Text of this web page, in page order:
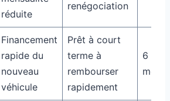
réduite
renégociation
Financement
rapide du
nouveau
véhicule
Prêt à court
terme à
rembourser
rapidement
6 à 12
mois